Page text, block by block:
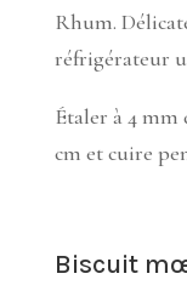
Rhum.
réfrigérateur
Étaler à 4 mm
cm et cuire
Biscuit